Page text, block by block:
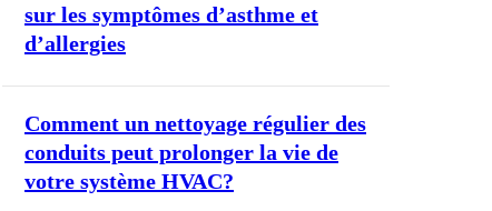
sur les symptômes d’asthme et
d’allergies
Comment un nettoyage régulier des
conduits peut prolonger la vie de
votre système HVAC?